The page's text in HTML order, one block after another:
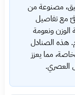
مصنوعة من
مع تفاصيل
الوزن ونعومة
هذه الصنادل
مما يعزز
العصري.